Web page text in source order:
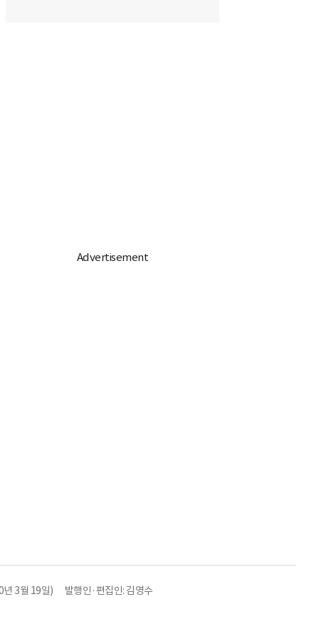
년 3월 19일)
발행인·편집인: 김영수